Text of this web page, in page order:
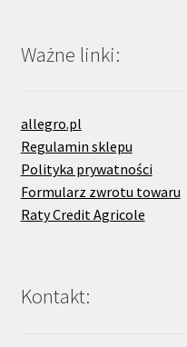
Ważne linki:
allegro.pl
Regulamin sklepu
Polityka prywatności
Formularz zwrotu towaru
Raty Credit Agricole
Kontakt: